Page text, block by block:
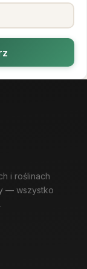
i roślinach
— wszystko